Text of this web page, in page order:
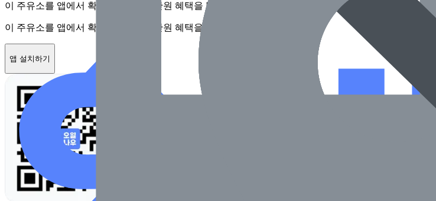
이 주유소를 앱에서 확인하고 최대 1만원 혜택을 받아보세요
이 주유소를 앱에서 확인하고 최대 1만원 혜택을 받아보세요
앱 설치하기